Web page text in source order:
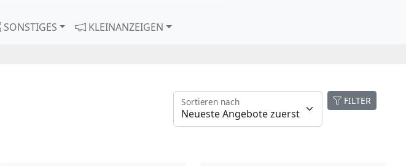
SONSTIGES KLEINANZEIGEN
FILTER
Sortieren nach